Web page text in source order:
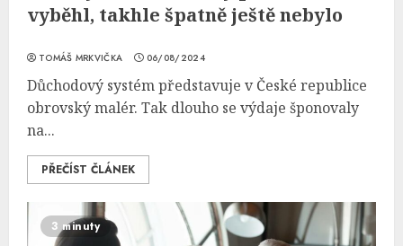
vyběhl, takhle špatně ještě nebylo
TOMÁŠ MRKVIČKA 06/08/2024
Důchodový systém představuje v České republice
obrovský malér. Tak dlouho se výdaje šponovaly
na...
PŘEČÍST ČLÁNEK
3 minuty